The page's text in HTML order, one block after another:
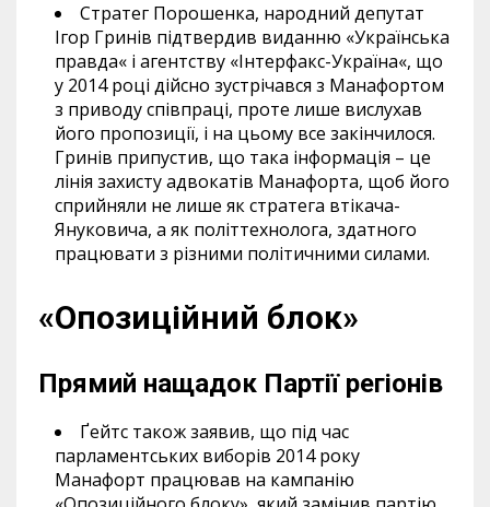
Стратег Порошенка, народний депутат
Ігор Гринів підтвердив виданню «Українська
правда« і агентству «Інтерфакс-Україна«, що
у 2014 році дійсно зустрічався з Манафортом
з приводу співпраці, проте лише вислухав
його пропозиції, і на цьому все закінчилося.
Гринів припустив, що така інформація – це
лінія захисту адвокатів Манафорта, щоб його
сприйняли не лише як стратега втікача-
Януковича, а як політтехнолога, здатного
працювати з різними політичними силами.
«Опозиційний блок»
Прямий нащадок Партії регіонів
Ґейтс також заявив, що під час
парламентських виборів 2014 року
Манафорт працював на кампанію